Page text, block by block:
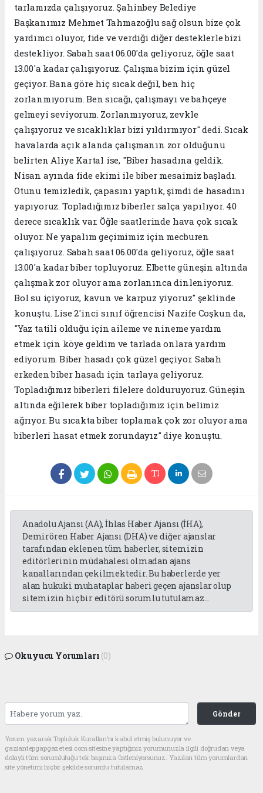
tarlamızda çalışıyoruz. Şahinbey Belediye
Başkanımız Mehmet Tahmazoğlu sağ olsun bize çok
yardımcı oluyor, fide ve verdiği diğer desteklerle bizi
destekliyor. Sabah saat 06.00'da geliyoruz, öğle saat
13.00'a kadar çalışıyoruz. Çalışma bizim için güzel
geçiyor. Bana göre hiç sıcak değil, ben hiç
zorlanmıyorum. Ben sıcağı, çalışmayı ve bahçeye
gelmeyi seviyorum. Zorlanmıyoruz, zevkle
çalışıyoruz ve sıcaklıklar bizi yıldırmıyor" dedi. Sıcak
havalarda açık alanda çalışmanın zor olduğunu
belirten Aliye Kartal ise, "Biber hasadına geldik.
Nisan ayında fide ekimi ile biber mesaimiz başladı.
Otunu temizledik, çapasını yaptık, şimdi de hasadını
yapıyoruz. Topladığımız biberler salça yapılıyor. 40
derece sıcaklık var. Öğle saatlerinde hava çok sıcak
oluyor. Ne yapalım geçimimiz için mecburen
çalışıyoruz. Sabah saat 06.00'da geliyoruz, öğle saat
13.00'a kadar biber topluyoruz. Elbette güneşin altında
çalışmak zor oluyor ama zorlanınca dinleniyoruz.
Bol su içiyoruz, kavun ve karpuz yiyoruz" şeklinde
konuştu. Lise 2'inci sınıf öğrencisi Nazife Coşkun da,
"Yaz tatili olduğu için aileme ve nineme yardım
etmek için köye geldim ve tarlada onlara yardım
ediyorum. Biber hasadı çok güzel geçiyor. Sabah
erkeden biber hasadı için tarlaya geliyoruz.
Topladığımız biberleri filelere dolduruyoruz. Güneşin
altında eğilerek biber topladığımız için belimiz
ağrıyor. Bu sıcakta biber toplamak çok zor oluyor ama
biberleri hasat etmek zorundayız" diye konuştu.
Anadolu Ajansı (AA), İhlas Haber Ajansı (İHA),
Demirören Haber Ajansı (DHA) ve diğer ajanslar
tarafından eklenen tüm haberler, sitemizin
editörlerinin müdahalesi olmadan ajans
kanallarından çekilmektedir. Bu haberlerde yer
alan hukuki muhataplar haberi geçen ajanslar olup
sitemizin hiç bir editörü sorumlu tutulamaz...
Okuyucu Yorumları (0)
Gönder
Yorum yazarak Topluluk Kuralları’nı kabul etmiş bulunuyor ve
gaziantepgapgazetesi.com sitesine yaptığınız yorumunuzla ilgili doğrudan veya
dolaylı tüm sorumluluğu tek başınıza üstleniyorsunuz. Yazılan tüm yorumlardan
site yönetimi hiçbir şekilde sorumlu tutulamaz.